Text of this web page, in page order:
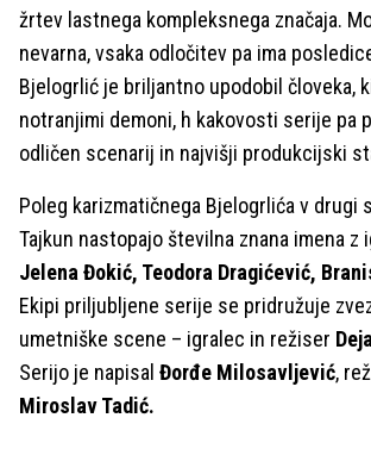
žrtev lastnega kompleksnega značaja.
nevarna, vsaka odločitev pa ima
Bjelogrlić je briljantno upodobil človeka,
notranjimi demoni, h kakovosti serije pa
odličen scenarij in najvišji produkcijski
Poleg karizmatičnega Bjelogrlića v drugi
Tajkun nastopajo številna znana imena z
Jelena Đokić, Teodora Dragićević,
Ekipi priljubljene serije se pridružuje
umetniške scene – igralec in režiser
Serijo je napisal Đorđe Milosavljević,
Miroslav Tadić.